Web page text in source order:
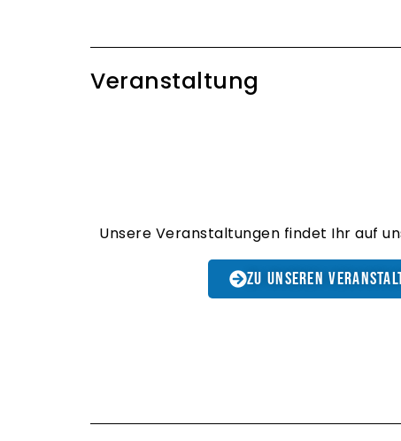
Veranstaltung
Unsere Veranstaltungen findet Ihr auf
zu unseren